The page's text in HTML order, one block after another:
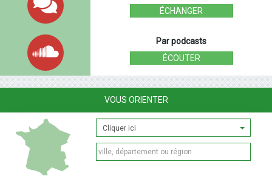
ÉCHANGER
Par podcasts
ÉCOUTER
VOUS ORIENTER